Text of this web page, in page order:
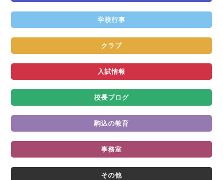
学校行事
クラブ
入試情報
校長ブログ
駒込の教育
事務室
その他